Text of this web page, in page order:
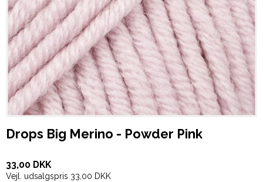
Drops Big Merino - Powder Pink
33,00 DKK
Vejl. udsalgspris 33,00 DKK